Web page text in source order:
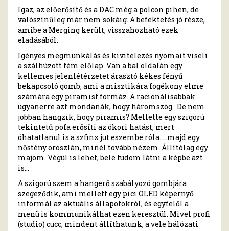
Igaz, az előerősítő és a DAC még a polcon pihen, de
valószínűleg már nem sokáig. A befektetés jó része,
amibe a Merging került, visszahozható ezek
eladásából.
Igényes megmunkálás és kivitelezés nyomait viseli
a szálhúzott fém előlap. Van a bal oldalán egy
kellemes jelenlétérzetet árasztó kékes fényű
bekapcsoló gomb, ami a misztikára fogékony elme
számára egy piramist formáz. A racionálisabbak
ugyanerre azt mondanák, hogy háromszög. De nem
jobban hangzik, hogy piramis? Mellette egy szigorú
tekintetű pofa erősíti az ókori hatást, mert
óhatatlanul is a szfinx jut eszembe róla. …majd egy
nőstény oroszlán, minél tovább nézem. Állítólag egy
majom. Végül is lehet, bele tudom látni a képbe azt
is…
A szigorú szem a hangerő szabályozó gombjára
szegeződik, ami mellett egy pici OLED képernyő
informál az aktuális állapotokról, és egyfelől a
menü is kommunikálhat ezen keresztül. Mivel profi
(studio) cucc, mindent állíthatunk, a vele hálózati